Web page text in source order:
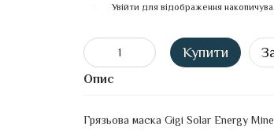
Увійти для відображення
Купити
Опис
Грязьова маска Gigi Solar Energy